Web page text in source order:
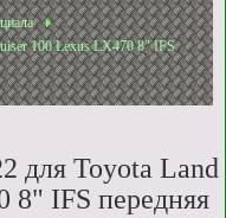
100 Lexus LX470 8" IFS
для Toyota Land
8" IFS передняя